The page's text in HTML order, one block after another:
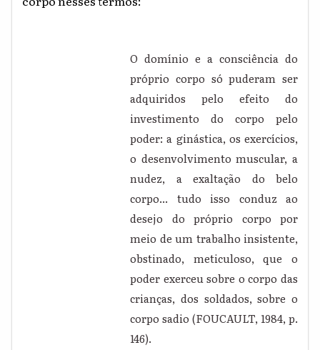
O domínio e a consciência do
próprio corpo só puderam ser
adquiridos pelo efeito do
investimento do corpo pelo
poder: a ginástica, os exercícios,
o desenvolvimento muscular, a
nudez, a exaltação do belo
corpo... tudo isso conduz ao
desejo do próprio corpo por
meio de um trabalho insistente,
obstinado, meticuloso, que o
poder exerceu sobre o corpo das
crianças, dos soldados, sobre o
corpo sadio (FOUCAULT, 1984, p.
146).